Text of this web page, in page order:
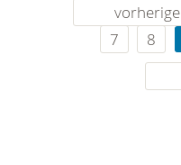
vorherige
7
8